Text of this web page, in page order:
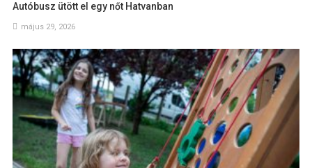
Autóbusz ütött el egy nőt Hatvanban
május 29, 2026